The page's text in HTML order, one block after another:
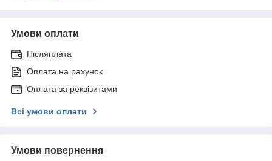
Умови оплати
Післяплата
Оплата на рахунок
Оплата за реквізитами
Всі умови оплати
Умови повернення